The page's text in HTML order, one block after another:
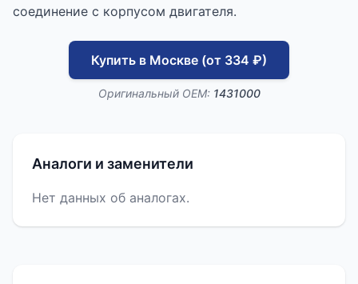
соединение с корпусом двигателя.
Купить в Москве (от 334 ₽)
Оригинальный OEM: 1431000
Аналоги и заменители
Нет данных об аналогах.